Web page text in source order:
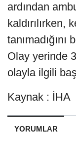
ardından
kaldırılırken,
Olay yerinde
olayla ilgili
Kaynak : İHA
YORUMLAR